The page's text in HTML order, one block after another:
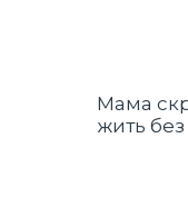
Мама
жить